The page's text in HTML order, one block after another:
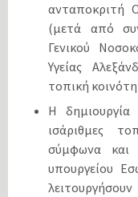
ανταποκριτή
(μετά από
Γενικού
Υγείας
τοπική
Η
ισάριθμες
σύμφωνα και
υπουργείου